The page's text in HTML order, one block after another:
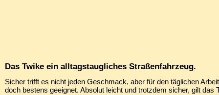
Das Twike ein alltagstaugliches Straßenfahrzeug.
Sicher trifft es nicht jeden Geschmack, aber für den täglichen
doch bestens geeignet. Absolut leicht und trotzdem sicher, gilt das